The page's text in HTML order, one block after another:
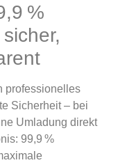
%
professionelles
Sicherheit – bei
Umladung direkt
99,9 %